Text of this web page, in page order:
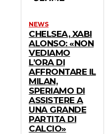
NEWS
CHELSEA, XABI
ALONSO: «NON
VEDIAMO
L’ORA DI
AFFRONTARE IL
MILAN,
SPERIAMO DI
ASSISTERE A
UNA GRANDE
PARTITA DI
CALCIO»